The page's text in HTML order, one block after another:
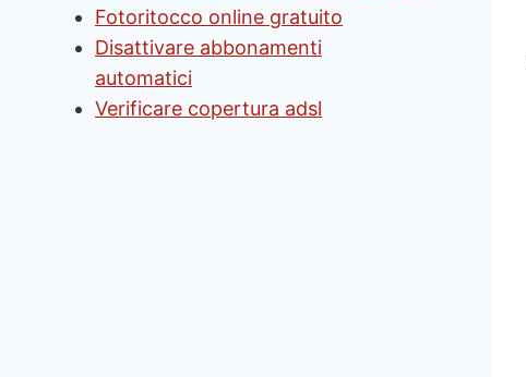
Fotoritocco online gratuito
Disattivare abbonamenti
automatici
Verificare copertura adsl